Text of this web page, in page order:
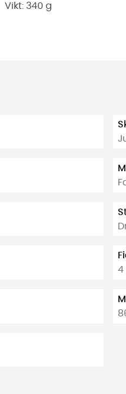
Vikt: 340 g
4